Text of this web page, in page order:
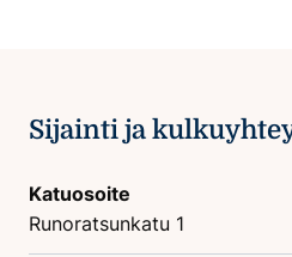
Sijainti ja
Katuosoite
Runoratsunkatu 1